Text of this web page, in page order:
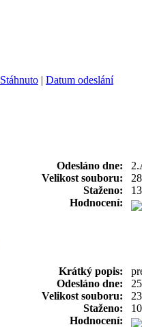
Stáhnuto | Datum odeslání
Odesláno dne:
Velikost souboru:
Staženo:
Hodnocení:
Krátký popis:
Odesláno dne:
Velikost souboru:
Staženo:
Hodnocení: